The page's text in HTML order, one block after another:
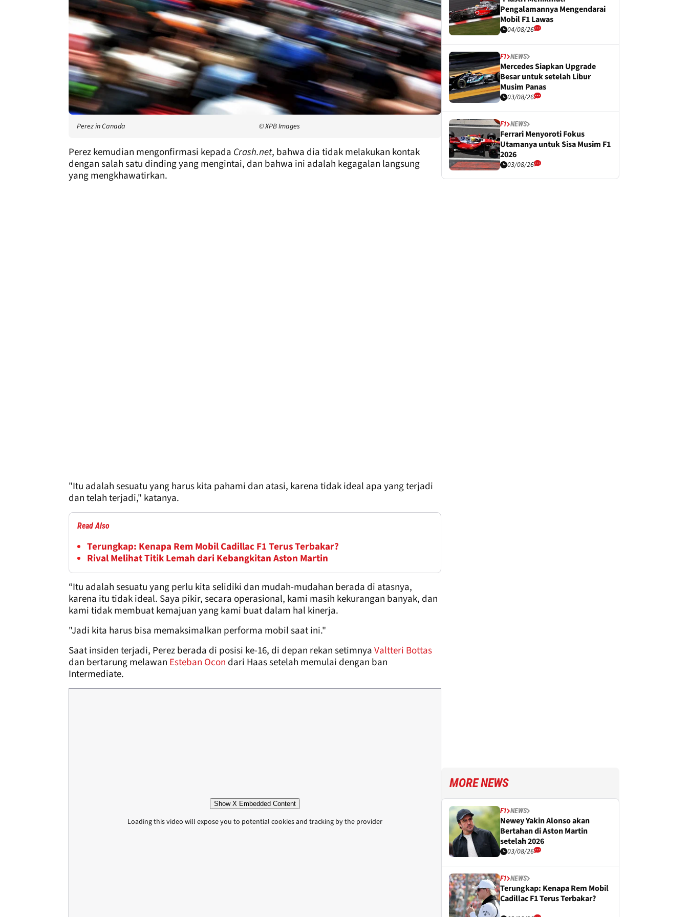
Perez in Canada © XPB Images
Perez kemudian mengonfirmasi kepada Crash.net, bahwa dia tidak melakukan kontak
dengan salah satu dinding yang mengintai, dan bahwa ini adalah kegagalan langsung
yang mengkhawatirkan.
"Itu adalah sesuatu yang harus kita pahami dan atasi, karena tidak ideal apa yang terjadi
dan telah terjadi," katanya.
Read Also
Terungkap: Kenapa Rem Mobil Cadillac F1 Terus Terbakar?
Rival Melihat Titik Lemah dari Kebangkitan Aston Martin
“Itu adalah sesuatu yang perlu kita selidiki dan mudah-mudahan berada di atasnya,
karena itu tidak ideal. Saya pikir, secara operasional, kami masih kekurangan banyak, dan
kami tidak membuat kemajuan yang kami buat dalam hal kinerja.
"Jadi kita harus bisa memaksimalkan performa mobil saat ini."
Saat insiden terjadi, Perez berada di posisi ke-16, di depan rekan setimnyaValtteri Bottas
dan bertarung melawan Esteban Ocon dari Haas setelah memulai dengan ban
Intermediate.
Show X Embedded Content
Loading this video will expose you to potential cookies and tracking by the provider
Pengalamannya Mengendarai
Mobil F1 Lawas
04/08/26
F1 NEWS
Mercedes Siapkan Upgrade
Besar untuk setelah Libur
Musim Panas
03/08/26
F1 NEWS
Ferrari Menyoroti Fokus
Utamanya untuk Sisa Musim F1
2026
03/08/26
MORE NEWS
F1 NEWS
Newey Yakin Alonso akan
Bertahan di Aston Martin
setelah 2026
03/08/26
F1 NEWS
Terungkap: Kenapa Rem Mobil
Cadillac F1 Terus Terbakar?